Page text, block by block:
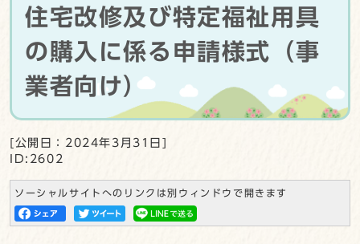
住宅改修及び特定福祉用具
の購入に係る申請様式（事
業者向け）
[公開日：2024年3月31日]
ID:2602
ソーシャルサイトへのリンクは別ウィンドウで開きます